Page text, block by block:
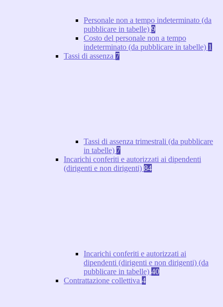
Personale non a tempo indeterminato (da
pubblicare in tabelle) 9
Costo del personale non a tempo
indeterminato (da pubblicare in tabelle) 1
Tassi di assenza 7
Tassi di assenza trimestrali (da pubblicare
in tabelle) 7
Incarichi conferiti e autorizzati ai dipendenti
(dirigenti e non dirigenti) 84
Incarichi conferiti e autorizzati ai
dipendenti (dirigenti e non dirigenti) (da
pubblicare in tabelle) 40
Contrattazione collettiva 4